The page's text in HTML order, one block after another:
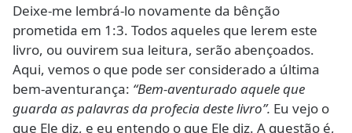
Deixe-me lembrá-lo novamente da bênção
prometida em 1:3. Todos aqueles que lerem este
livro, ou ouvirem sua leitura, serão abençoados.
Aqui, vemos o que pode ser considerado a última
bem-aventurança: “Bem-aventurado aquele que
guarda as palavras da profecia deste livro”. Eu vejo o
que Ele diz, e eu entendo o que Ele diz. A questão é,